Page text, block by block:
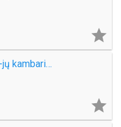

Parduodamas 2-jų kambarių butas Tulpių g.
